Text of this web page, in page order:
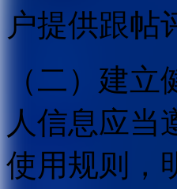
户提供跟帖
（二）建
人信息应当
使用规则，